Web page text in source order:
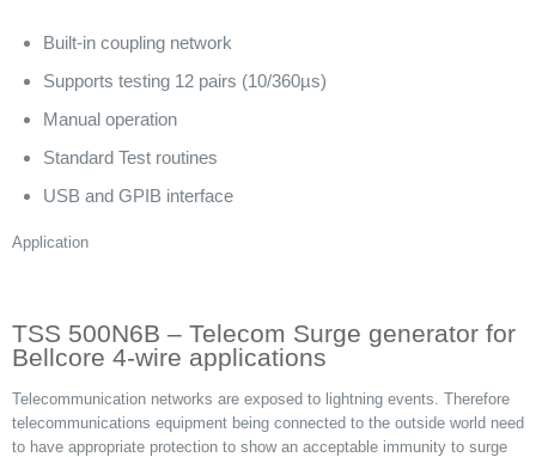
Built-in coupling network
Supports testing 12 pairs (10/360µs)
Manual operation
Standard Test routines
USB and GPIB interface
Application
TSS 500N6B – Telecom Surge generator for
Bellcore 4-wire applications
Telecommunication networks are exposed to lightning events. Therefore
telecommunications equipment being connected to the outside world need
to have appropriate protection to show an acceptable immunity to surge